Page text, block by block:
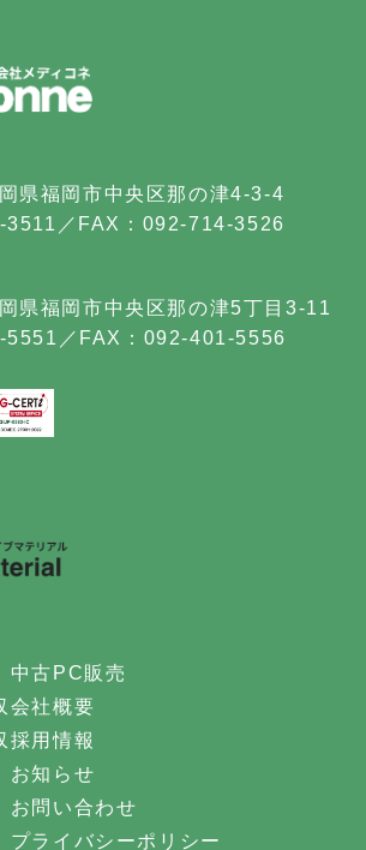
県福岡市中央区那の津4-3-4
／FAX：092-714-3526
県福岡市中央区那の津5丁目3-11
／FAX：092-401-5556
中古PC販売
会社概要
採用情報
お知らせ
お問い合わせ
プライバシーポリシー